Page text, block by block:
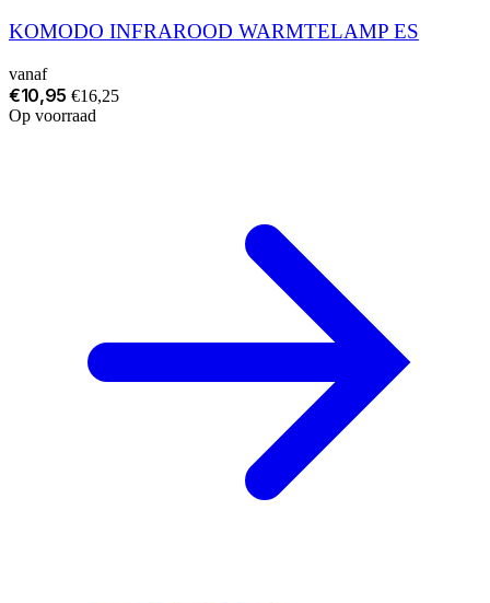
KOMODO INFRAROOD WARMTELAMP ES
vanaf
€10,95 €16,25
Op voorraad